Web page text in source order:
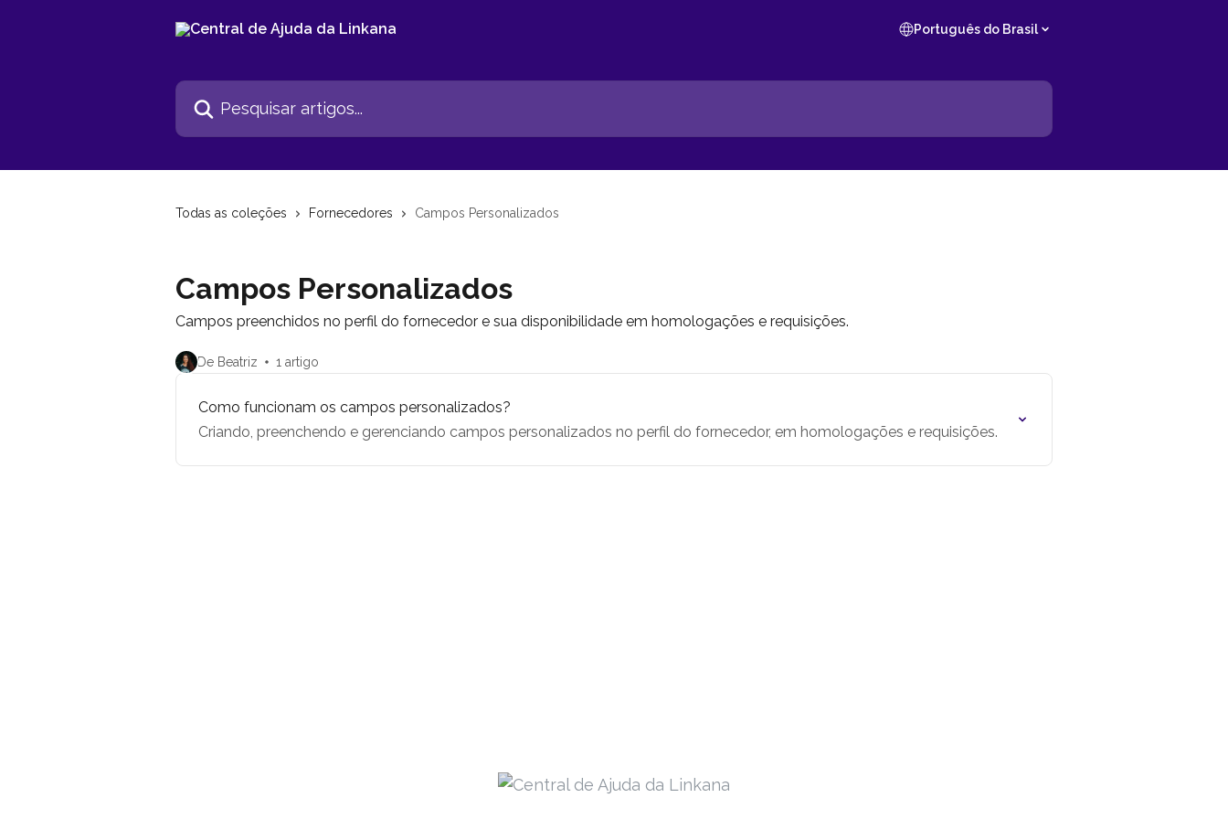
Português do Brasil
Pesquisar artigos...
Todas as coleções Fornecedores Campos Personalizados
Campos Personalizados
Campos preenchidos no perfil do fornecedor e sua disponibilidade em homologações e requisições.
De Beatriz 1 artigo
Como funcionam os campos personalizados?
Criando, preenchendo e gerenciando campos personalizados no perfil do fornecedor, em homologações e requisições.